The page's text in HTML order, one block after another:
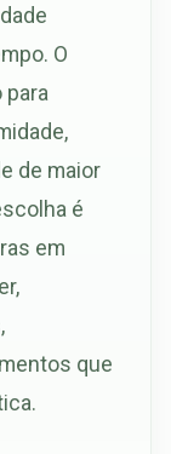
O
de maior
é
em
que